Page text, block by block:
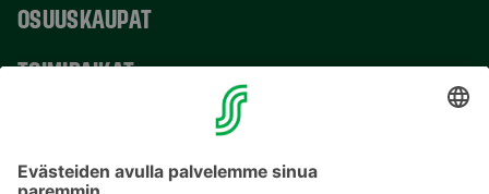
OSUUSKAUPAT
TOIMIPAIKAT